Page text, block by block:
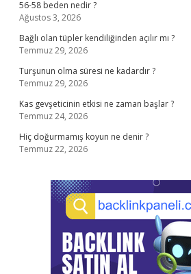
56-58 beden nedir ?
Ağustos 3, 2026
Bağlı olan tüpler kendiliğinden açılır mı ?
Temmuz 29, 2026
Turşunun olma süresi ne kadardır ?
Temmuz 29, 2026
Kas gevşeticinin etkisi ne zaman başlar ?
Temmuz 24, 2026
Hiç doğurmamış koyun ne denir ?
Temmuz 22, 2026